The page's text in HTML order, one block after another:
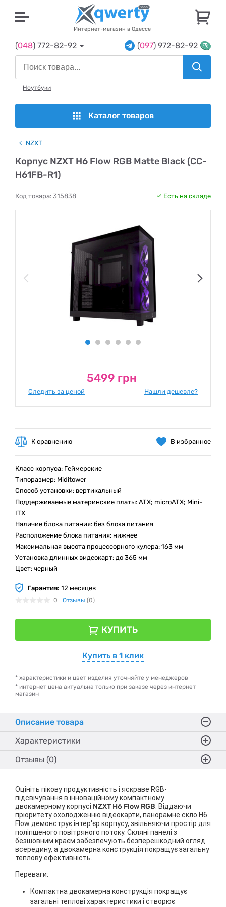
Интернет-магазин в Одессе
(048) 772-82-92 (097) 972-82-92
Ноутбуки
Каталог товаров
NZXT
Корпус NZXT H6 Flow RGB Matte Black (CC-
H61FB-R1)
Код товара: 315838 Есть на складе
5499 грн
Следить за ценой Нашли дешевле?
В избранное
К сравнению
Класс корпуса: Геймерские
Типоразмер: Miditower
Способ установки: вертикальный
Поддерживаемые материнские платы: ATX; microATX; Mini-
ITX
Наличие блока питания: без блока питания
Расположение блока питания: нижнее
Максимальная высота процессорного кулера: 163 мм
Установка длинных видеокарт: до 365 мм
Цвет: черный
Гарантия: 12 месяцев
0 Отзывы (0)
КУПИТЬ
Купить в 1 клик
* характеристики и цвет изделия уточняйте у менеджеров
* интернет цена актуальна только при заказе через интернет
магазин
Описание товара
Характеристики
Отзывы (0)
Оцініть пікову продуктивність і яскраве RGB-
підсвічування в інноваційному компактному
двокамерному корпусі NZXT H6 Flow RGB . Віддаючи
пріоритету охолодженню відеокарти, панорамне скло H6
Flow демонструє інтер'єр корпусу, звільняючи простір для
поліпшеного повітряного потоку. Скляні панелі з
безшовним краєм забезпечують безперешкодний огляд
всередину, а двокамерна конструкція покращує загальну
теплову ефективність.
Переваги:
Компактна двокамерна конструкція покращує
загальні теплові характеристики і створює